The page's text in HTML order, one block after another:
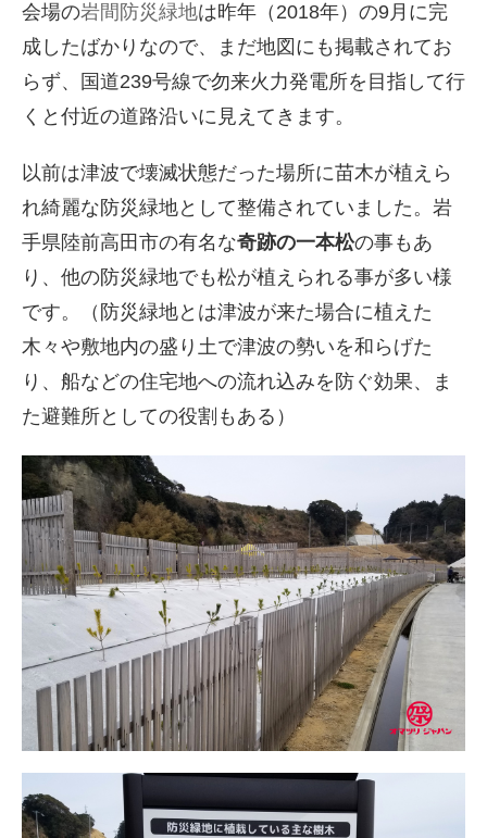
会場の岩間防災緑地は昨年（2018年）の9月に完
成したばかりなので、まだ地図にも掲載されてお
らず、国道239号線で勿来火力発電所を目指して行
くと付近の道路沿いに見えてきます。
以前は津波で壊滅状態だった場所に苗木が植えら
れ綺麗な防災緑地として整備されていました。岩
手県陸前高田市の有名な奇跡の一本松の事もあ
り、他の防災緑地でも松が植えられる事が多い様
です。（防災緑地とは津波が来た場合に植えた
木々や敷地内の盛り土で津波の勢いを和らげた
り、船などの住宅地への流れ込みを防ぐ効果、ま
た避難所としての役割もある）